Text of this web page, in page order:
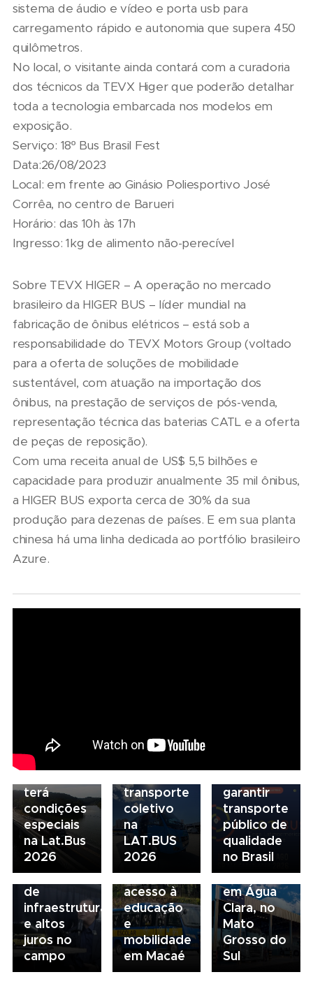
sistema de áudio e vídeo e porta usb para
carregamento rápido e autonomia que supera 450
quilômetros.
No local, o visitante ainda contará com a curadoria
dos técnicos da TEVX Higer que poderão detalhar
toda a tecnologia embarcada nos modelos em
exposição.
Serviço: 18º Bus Brasil Fest
Data:26/08/2023
Local: em frente ao Ginásio Poliesportivo José
Corrêa, no centro de Barueri
Horário: das 10h às 17h
Ingresso: 1kg de alimento não-perecível
Sobre TEVX HIGER – A operação no mercado
brasileiro da HIGER BUS – líder mundial na
fabricação de ônibus elétricos – está sob a
responsabilidade do TEVX Motors Group (voltado
para a oferta de soluções de mobilidade
sustentável, com atuação na importação dos
ônibus, na prestação de serviços de pós-venda,
representação técnica das baterias CATL e a oferta
de peças de reposição).
Com uma receita anual de US$ 5,5 bilhões e
capacidade para produzir anualmente 35 mil ônibus,
a HIGER BUS exporta cerca de 30% da sua
produção para dezenas de países. E em sua planta
chinesa há uma linha dedicada ao portfólio brasileiro
Azure.
Scania
Serviços
Financeiros
terá
condições
especiais
na Lat.Bus
2026
e
do
transporte
coletivo
na
LAT.BUS
2026
para
garantir
transporte
público de
qualidade
no Brasil
05/08/2026
Presidente
da FAESP
alerta para
gargalos
de
infraestrutura
e altos
juros no
campo
04/08/2026
Renovação
da frota
escolar
fortalece
acesso à
educação
e
mobilidade
em Macaé
03/08/2026
Volvo
inaugura
concessionária
em Água
Clara, no
Mato
Grosso do
Sul